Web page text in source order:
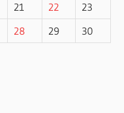
21 22
23
28 29 30